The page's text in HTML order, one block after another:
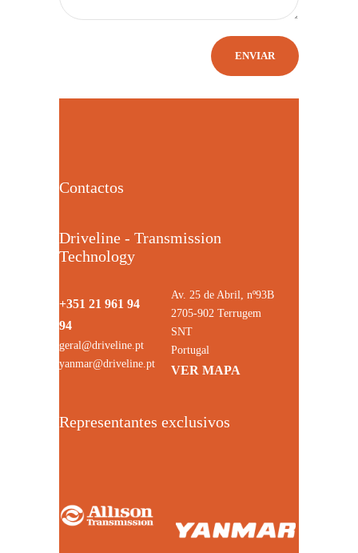
Contactos
Driveline - Transmission
Technology
+351 21 961 94
94
geral@driveline.pt
yanmar@driveline.pt
Av. 25 de Abril, nº93B
2705-902 Terrugem
SNT
Portugal
VER MAPA
Representantes exclusivos